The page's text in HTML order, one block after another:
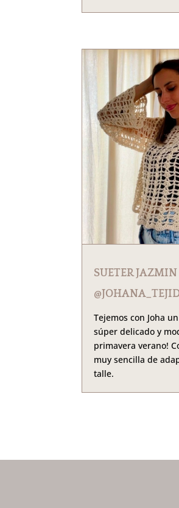
SUETER JAZMIN
Tejemos con Joha
súper delicado y
primavera verano!
muy sencilla de
talle.